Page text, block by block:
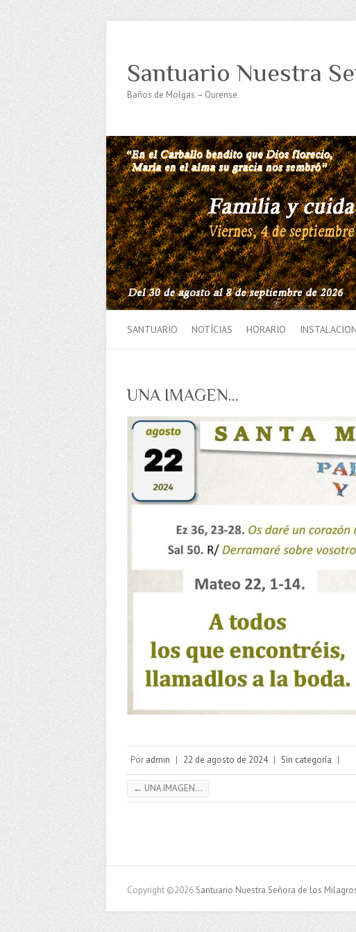
Santuario Nuestra
Baños de Molgas – Ourense
SANTUARIO NOTÍCIAS HORARIO
UNA IMAGEN…
Por admin | 22 de agosto de 2024 | Sin categoría |
← UNA IMAGEN…
Copyright ©2026 Santuario Nuestra Señora de los